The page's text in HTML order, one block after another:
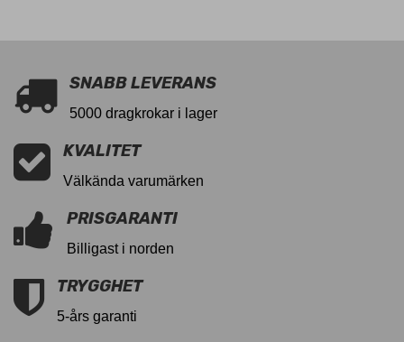
SNABB LEVERANS
5000 dragkrokar i lager
KVALITET
Välkända varumärken
PRISGARANTI
Billigast i norden
TRYGGHET
5-års garanti